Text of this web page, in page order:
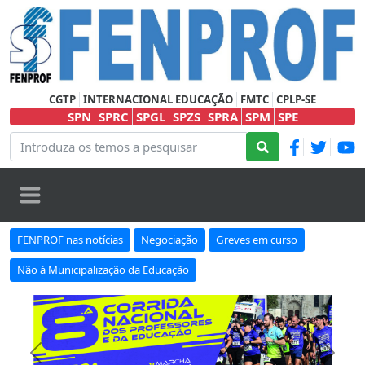
CGTP INTERNACIONAL EDUCAÇÃO FMTC CPLP-SE
SPN SPRC SPGL SPZS SPRA SPM SPE
FENPROF nas notícias Negociação Greves em curso
Não à Municipalização da Educação
Anterior